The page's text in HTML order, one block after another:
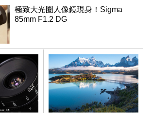
極致大光圈人像鏡現身！Sigma
85mm F1.2 DG